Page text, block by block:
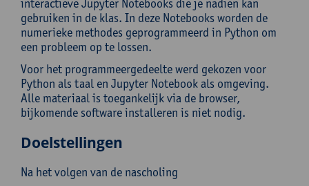
interactieve Jupyter Notebooks die je nadien kan
gebruiken in de klas. In deze Notebooks worden de
numerieke methodes geprogrammeerd in Python om
een probleem op te lossen.
Voor het programmeergedeelte werd gekozen voor
Python als taal en Jupyter Notebook als omgeving.
Alle materiaal is toegankelijk via de browser,
bijkomende software installeren is niet nodig.
Doelstellingen
Na het volgen van de nascholing